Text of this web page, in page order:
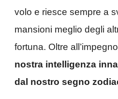
volo e riesce sempre a
mansioni meglio degli
fortuna. Oltre
nostra intelligenza
dal nostro segno